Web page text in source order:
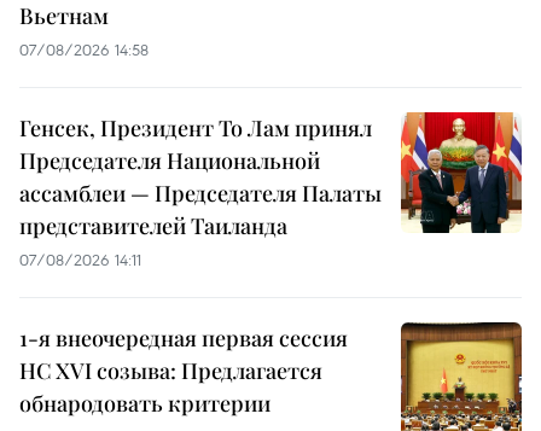
Вьетнам
07/08/2026 14:58
Генсек, Президент То Лам принял
Председателя Национальной
ассамблеи — Председателя Палаты
представителей Таиланда
07/08/2026 14:11
1-я внеочередная первая сессия
НС XVI созыва: Предлагается
обнародовать критерии